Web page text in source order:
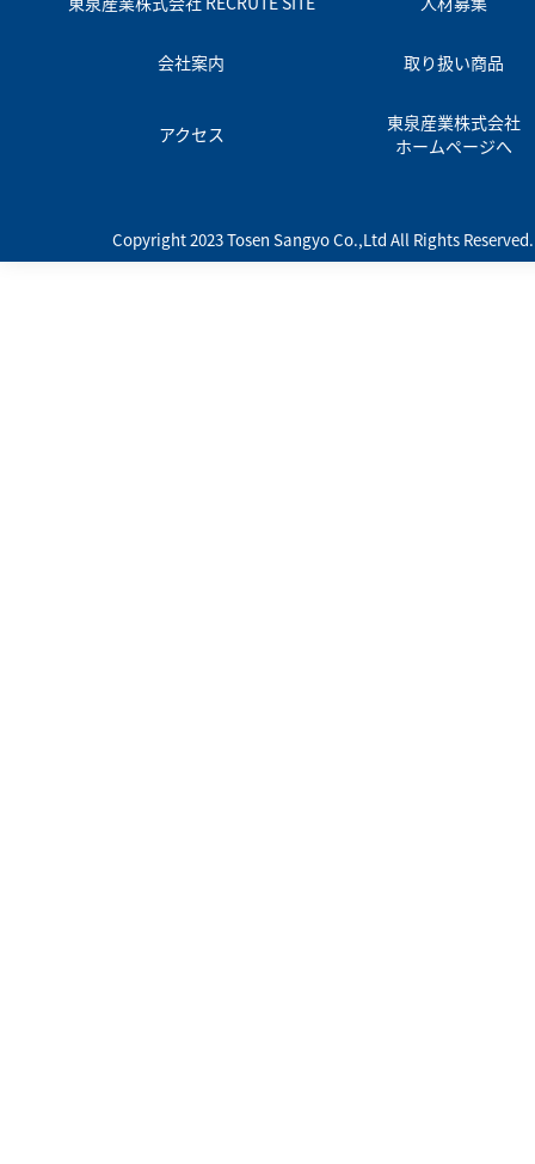
会社案内 取り扱い商品
アクセス
東泉産業株式会社
ホームページへ
Copyright 2023 Tosen Sangyo Co.,Ltd All Rights Reserved.